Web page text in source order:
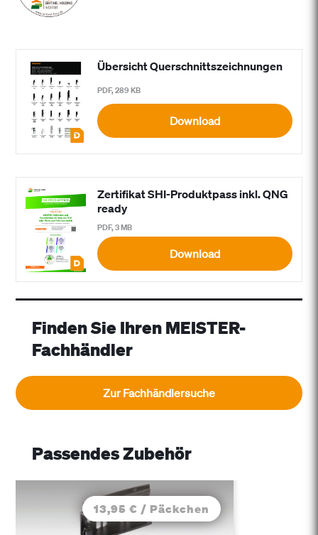
Übersicht Querschnittszeichnungen
PDF, 289 KB
Download
Zertifikat SHI-Produktpass inkl. QNG
ready
PDF, 3 MB
Download
Finden Sie Ihren MEISTER-
Fachhändler
Zur Fachhändlersuche
Passendes Zubehör
13,95 € / Päckchen